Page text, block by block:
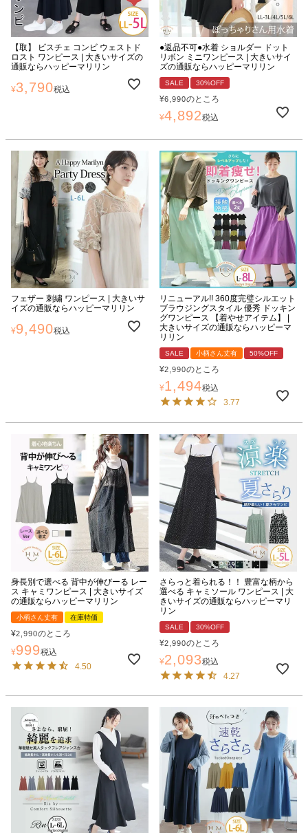
【取】 ビスチェ コンビ ウェストド
ロスト ワンピース | 大きいサイズの
通販ならハッピーマリリン
¥3,790税込
●返品不可●水着 ショルダー ドット
リボン ミニワンピース | 大きいサイ
ズの通販ならハッピーマリリン
SALE 30%OFF
¥6,990のところ
¥4,892税込
フェザー 刺繍 ワンピース | 大きいサ
イズの通販ならハッピーマリリン
¥9,490税込
リニューアル!! 360度完璧シルエット
ブラウジングスタイル 優秀 ドッキン
グワンピース 【着やせアイテム】 |
大きいサイズの通販ならハッピーマ
リリン
SALE 小柄さん丈有 50%OFF
¥2,990のところ
¥1,494税込
3.77
身長別で選べる 背中が伸びーる レー
ス キャミワンピース | 大きいサイズ
の通販ならハッピーマリリン
小柄さん丈有 在庫特価
¥2,990のところ
¥999税込
4.50
さらっと着られる！！ 豊富な柄から
選べる キャミソール ワンピース | 大
きいサイズの通販ならハッピーマリ
リン
SALE 30%OFF
¥2,990のところ
¥2,093税込
4.27